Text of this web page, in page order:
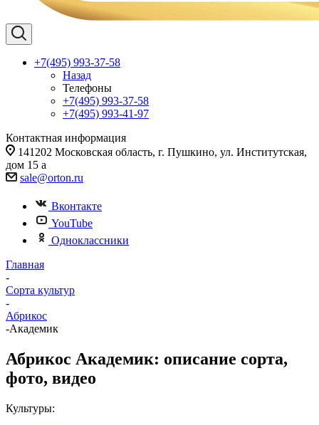
+7(495) 993-37-58
Назад
Телефоны
+7(495) 993-37-58
+7(495) 993-41-97
Контактная информация
141202 Московская область, г. Пушкино, ул. Институтская,
дом 15 а
sale@orton.ru
Вконтакте
YouTube
Одноклассники
Главная
-
Сорта культур
-
Абрикос
-Академик
Абрикос Академик: описание сорта,
фото, видео
Культуры: